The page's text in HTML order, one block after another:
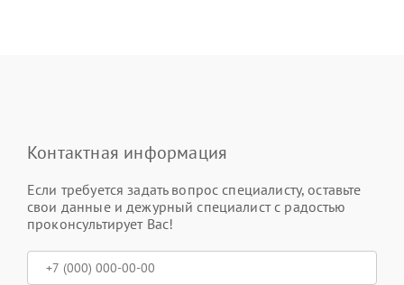
Контактная информация
Если требуется задать вопрос специалисту, оставьте
свои данные и дежурный специалист с радостью
проконсультирует Вас!